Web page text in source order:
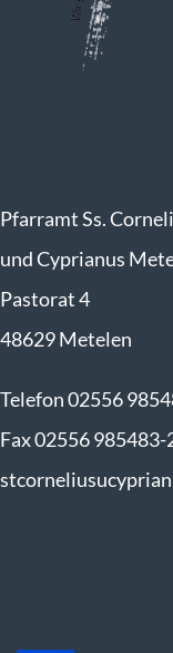
Pfarramt Ss.
und Cyprianus
Pastorat 4
48629 Metelen
Telefon 02556
Fax 02556 985483-